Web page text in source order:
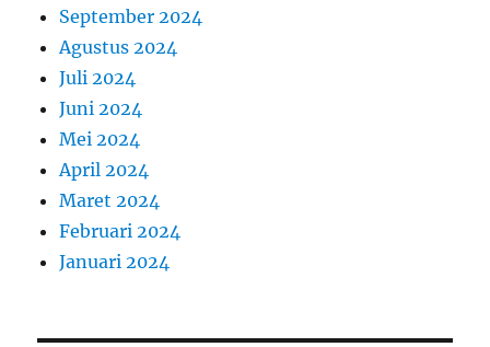
September 2024
Agustus 2024
Juli 2024
Juni 2024
Mei 2024
April 2024
Maret 2024
Februari 2024
Januari 2024